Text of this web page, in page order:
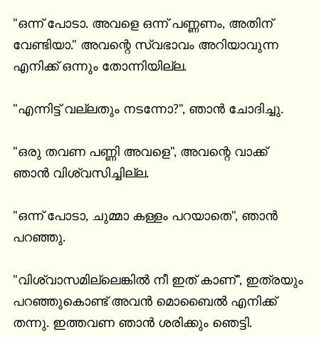
"ഒന്ന് പോടാ. അവളെ ഒന്ന് പണ്ണണം, അതിന്
വേണ്ടിയാ." അവന്റെ സ്വഭാവം അറിയാവുന്ന
എനിക്ക് ഒന്നും തോന്നിയില്ല.
"എന്നിട്ട് വല്ലതും നടന്നോ?", ഞാൻ ചോദിച്ചു.
"ഒരു തവണ പണ്ണി അവളെ", അവന്റെ വാക്ക്
ഞാൻ വിശ്വസിച്ചില്ല.
"ഒന്ന് പോടാ, ചുമ്മാ കള്ളം പറയാതെ", ഞാൻ
പറഞ്ഞു.
"വിശ്വാസമില്ലെങ്കിൽ നീ ഇത് കാണ്", ഇത്രയും
പറഞ്ഞുകൊണ്ട് അവൻ മൊബൈൽ എനിക്ക്
തന്നു. ഇത്തവണ ഞാൻ ശരിക്കും ഞെട്ടി.